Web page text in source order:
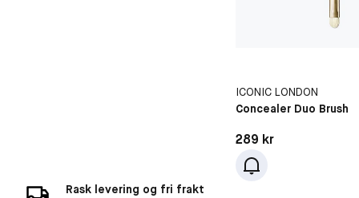
ICONIC LONDON
Concealer Duo Brush
Pris: 289 kr
289 kr
Rask levering og fri frakt